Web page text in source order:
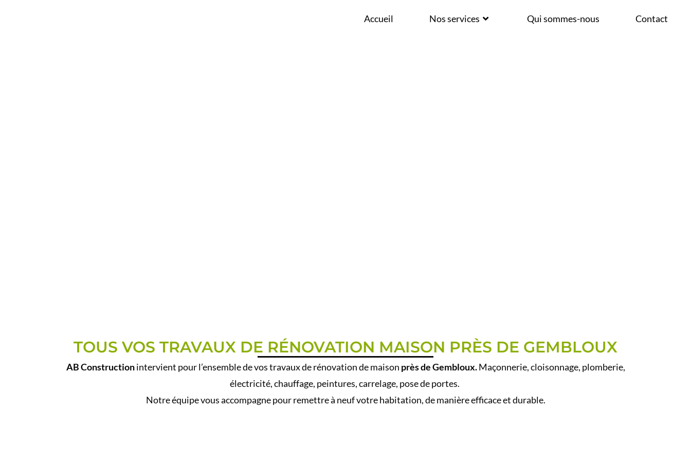
Accueil Nos services Qui sommes-nous Contact
RÉNOVATION MAISON PRÈS DE GEMBLOUX
TOUS VOS TRAVAUX DE RÉNOVATION MAISON PRÈS DE GEMBLOUX
AB Constructionintervient pour l’ensemble de vos travaux de rénovation de maison près de Gembloux.Maçonnerie, cloisonnage, plomberie,
électricité, chauffage, peintures, carrelage, pose de portes.
Notre équipe vous accompagne pour remettre à neuf votre habitation, de manière efficace et durable.